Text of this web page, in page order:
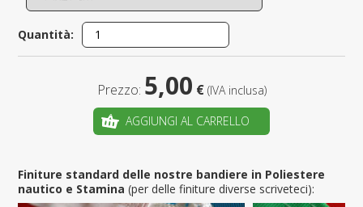
Quantità:
Prezzo: 5,00 € (IVA inclusa)
AGGIUNGI AL CARRELLO
Finiture standard delle nostre bandiere in Poliestere
nautico e Stamina(per delle finiture diverse scriveteci):